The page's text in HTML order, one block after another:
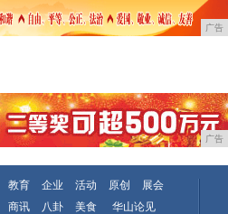
广告
广告
教育 企业 活动 原创
展会
商讯 八卦 美食 华山论见